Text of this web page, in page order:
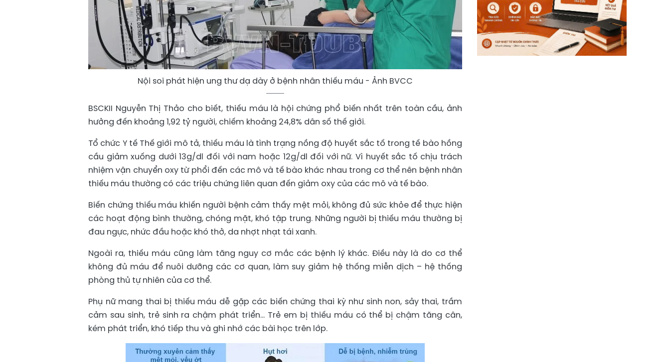
Nội soi phát hiện ung thư dạ dày ở bệnh nhân thiếu máu - Ảnh BVCC
BSCKII Nguyễn Thị Thảo cho biết, thiếu máu là hội chứng phổ biến nhất trên toàn cầu, ảnh
hưởng đến khoảng 1,92 tỷ người, chiếm khoảng 24,8% dân số thế giới.
Tổ chức Y tế Thế giới mô tả, thiếu máu là tình trạng nồng độ huyết sắc tố trong tế bào hồng
cầu giảm xuống dưới 13g/dl đối với nam hoặc 12g/dl đối với nữ. Vì huyết sắc tố chịu trách
nhiệm vận chuyển oxy từ phổi đến các mô và tế bào khác nhau trong cơ thể nên bệnh nhân
thiếu máu thường có các triệu chứng liên quan đến giảm oxy của các mô và tế bào.
Biến chứng thiếu máu khiến người bệnh cảm thấy mệt mỏi, không đủ sức khỏe để thực hiện
các hoạt động bình thường, chóng mặt, khó tập trung. Những người bị thiếu máu thường bị
đau ngực, nhức đầu hoặc khó thở, da nhợt nhạt tái xanh.
Ngoài ra, thiếu máu cũng làm tăng nguy cơ mắc các bệnh lý khác. Điều này là do cơ thể
không đủ máu để nuôi dưỡng các cơ quan, làm suy giảm hệ thống miễn dịch – hệ thống
phòng thủ tự nhiên của cơ thể.
Phụ nữ mang thai bị thiếu máu dễ gặp các biến chứng thai kỳ như sinh non, sảy thai, trầm
cảm sau sinh, trẻ sinh ra chậm phát triển… Trẻ em bị thiếu máu có thể bị chậm tăng cân,
kém phát triển, khó tiếp thu và ghi nhớ các bài học trên lớp.